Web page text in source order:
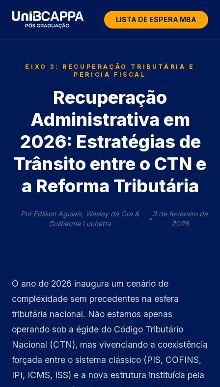
LISTA DE ESPERA MBA
EIXO 3: RECUPERAÇÃO TRIBUTÁRIA E
PERÍCIA FISCAL
Recuperação
Administrativa em
2026: Estratégias de
Trânsito entre o CTN e
a Reforma Tributária
Por Edilson Aguiais, Wesley da Ora &
Guilherme Luchetta
•
3 de fevereiro de
2026
O ano de 2026 inaugura um cenário de
complexidade sem precedentes na esfera
tributária nacional. Não estamos apenas
operando sob a égide do Código Tributário
Nacional (CTN), mas vivenciando a coexistência
forçada entre o sistema clássico (PIS, COFINS,
IPI, ICMS, ISS) e a nova estrutura instituída pela